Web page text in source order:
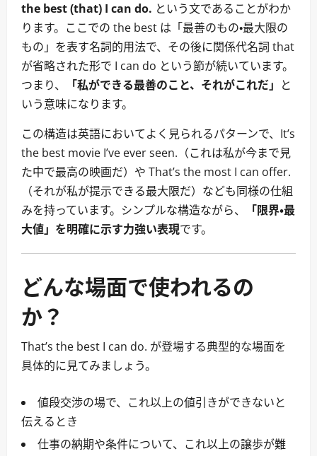
the best (that) I can do. という文であることがわか
ります。ここでの the best は「最善のもの・最大限の
もの」を表す名詞的用法で、その後に関係代名詞 that
が省略された形で I can do という節が続いています。
つまり、
「私ができる最善のこと、それがこれだ」 と
いう意味になります。
この構造は英語においてよく見られるパターンで、It’s
the best movie I’ve ever seen.（これは私が今まで見
た中で最高の映画だ）や That’s the most I can offer.
（それが私が提示できる最大限だ）なども同様の仕組
みを持っています。シンプルな構造ながら、
「限界・最
大値」を明確に示す力強い表現です。
どんな場面で使われるの
か？
That’s the best I can do. が登場する典型的な場面を
具体的に見てみましょう。
値段交渉の場で、これ以上の値引きができないと
伝えるとき
仕事の納期や条件について、これ以上の譲歩が難